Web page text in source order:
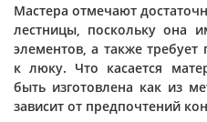
Мастера отмечают
лестницы, поскольку она
элементов, а также
к люку. Что касается
быть изготовлена как из
зависит от предпочтений